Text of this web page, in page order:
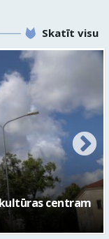
Skatīt visu
aizvadīta